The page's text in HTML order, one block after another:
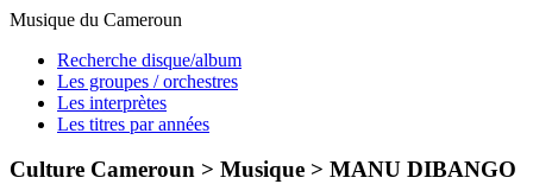
Musique du Cameroun
Recherche disque/album
Les groupes / orchestres
Les interprètes
Les titres par années
Culture Cameroun > Musique > MANU DIBANGO